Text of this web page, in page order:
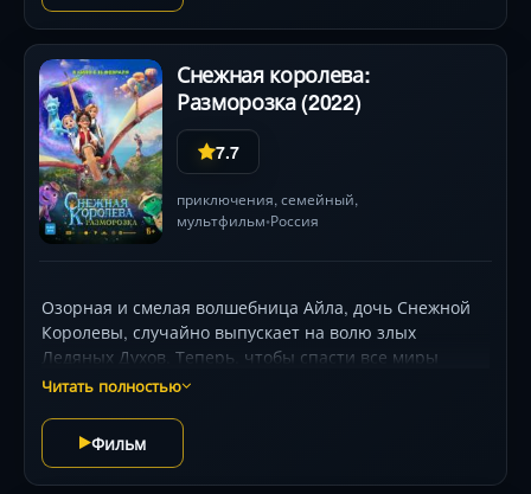
Снежная королева:
Разморозка (2022)
7.7
приключения, семейный,
мультфильм•Россия
Озорная и смелая волшебница Айла, дочь Снежной
Королевы, случайно выпускает на волю злых
Ледяных Духов. Теперь, чтобы спасти все миры
от вечной зимы, Айла должна отправиться на поиски
и научиться владеть своей магией. Вместе
им предстоит захватывающее приключение, ведь
настоящая дружба способна растопить любой лёд.
Читать полностью
Фильм